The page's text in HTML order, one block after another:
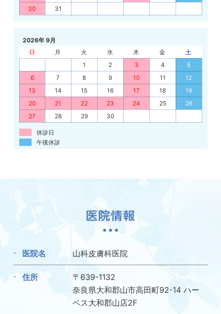
30
31
2026年 9月
日
月 火 水 木 金
土
1
2 3 4
5
6
7 8 9 10 11
12
13
14 15 16 17 18
19
20
21 22 23 24 25
26
27
28 29 30
休診日
午後休診
医院名 山科皮膚科医院
住所
〒639-1132
奈良県大和郡山市高田町92-14 ハー
ベス大和郡山店2F